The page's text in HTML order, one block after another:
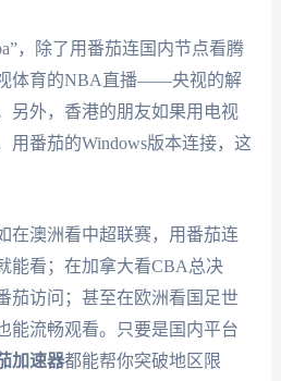
，除了用番茄连国内节点看腾
体育的NBA直播——央视的解
另外，香港的朋友如果用电视
用番茄的Windows版本连接，这
在澳洲看中超联赛，用番茄连
能看；在加拿大看CBA总决
茄访问；甚至在欧洲看国足世
能流畅观看。只要是国内平台
加速器都能帮你突破地区限